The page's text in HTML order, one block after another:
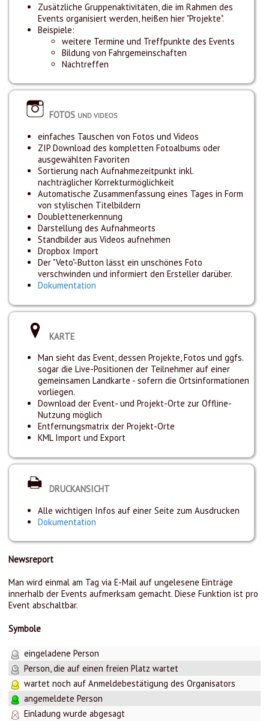
Zusätzliche Gruppenaktivitäten, die im Rahmen des
Events organisiert werden, heißen hier "Projekte".
Beispiele:
weitere Termine und Treffpunkte des Events
Bildung von Fahrgemeinschaften
Nachtreffen
FOTOS UND VIDEOS
einfaches Tauschen von Fotos und Videos
ZIP Download des kompletten Fotoalbums oder
ausgewählten Favoriten
Sortierung nach Aufnahmezeitpunkt inkl.
nachträglicher Korrekturmöglichkeit
Automatische Zusammenfassung eines Tages in Form
von stylischen Titelbildern
Doublettenerkennung
Darstellung des Aufnahmeorts
Standbilder aus Videos aufnehmen
Dropbox Import
Der "Veto"-Button lässt ein unschönes Foto
verschwinden und informiert den Ersteller darüber.
Dokumentation
KARTE
Man sieht das Event, dessen Projekte, Fotos und ggfs.
sogar die Live-Positionen der Teilnehmer auf einer
gemeinsamen Landkarte - sofern die Ortsinformationen
vorliegen.
Download der Event- und Projekt-Orte zur Offline-
Nutzung möglich
Entfernungsmatrix der Projekt-Orte
KML Import und Export
DRUCKANSICHT
Alle wichtigen Infos auf einer Seite zum Ausdrucken
Dokumentation
Newsreport
Man wird einmal am Tag via E-Mail auf ungelesene Einträge
innerhalb der Events aufmerksam gemacht. Diese Funktion ist pro
Event abschaltbar.
Symbole
eingeladene Person
Person, die auf einen freien Platz wartet
wartet noch auf Anmeldebestätigung des Organisators
angemeldete Person
Einladung wurde abgesagt